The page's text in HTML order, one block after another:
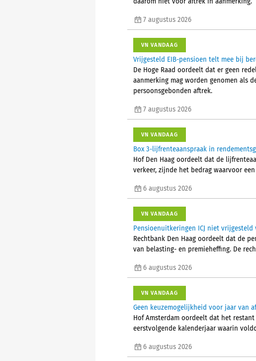
7 augustus 2026
VN VANDAAG
Vrijgesteld EIB-pensioen telt mee bij
De Hoge Raad oordeelt dat er geen
aanmerking mag worden genomen als
persoonsgebonden aftrek.
7 augustus 2026
VN VANDAAG
Box 3-lijfrenteaanspraak in
Hof Den Haag oordeelt dat de
verkeer, zijnde het bedrag waarvoor
6 augustus 2026
VN VANDAAG
Pensioenuitkeringen ICJ niet
Rechtbank Den Haag oordeelt dat de
van belasting- en premieheffing. De
6 augustus 2026
VN VANDAAG
Geen keuzemogelijkheid voor jaar van
Hof Amsterdam oordeelt dat het
eerstvolgende kalenderjaar waarin
6 augustus 2026